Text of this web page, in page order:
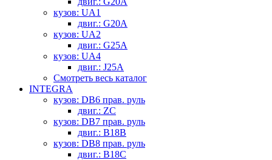
кузов: UA1
двиг.: G20A
кузов: UA2
двиг.: G25A
кузов: UA4
двиг.: J25A
Смотреть весь каталог
INTEGRA
кузов: DB6 прав. руль
двиг.: ZC
кузов: DB7 прав. руль
двиг.: B18B
кузов: DB8 прав. руль
двиг.: B18C